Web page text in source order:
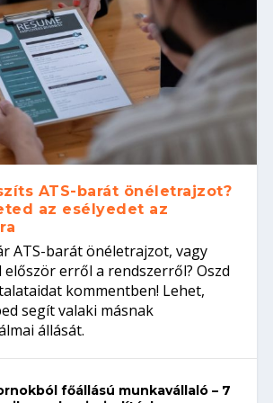
ATS-barát önéletrajzot?
az esélyedet az
ATS-barát önéletrajzot, vagy
erről a rendszerről? Oszd
kommentben! Lehet,
segít valaki másnak
állását.
főállású munkavállaló – 7